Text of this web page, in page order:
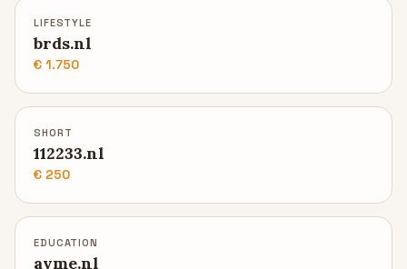
LIFESTYLE
brds.nl
€ 1.750
SHORT
112233.nl
€ 250
EDUCATION
avme.nl